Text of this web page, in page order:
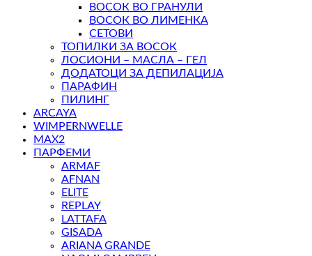
ВОСОК ВО ГРАНУЛИ
ВОСОК ВО ЛИМЕНКА
СЕТОВИ
ТОПИЛКИ ЗА ВОСОК
ЛОСИОНИ – МАСЛА – ГЕЛ
ДОДАТОЦИ ЗА ДЕПИЛАЦИЈА
ПАРАФИН
ПИЛИНГ
ARCAYA
WIMPERNWELLE
MAX2
ПАРФЕМИ
ARMAF
AFNAN
ELITE
REPLAY
LATTAFA
GISADA
ARIANA GRANDE